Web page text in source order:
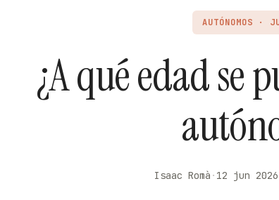
AUTÓNOMOS ·
¿A qué edad se
Isaac Romà · 12 jun 2026